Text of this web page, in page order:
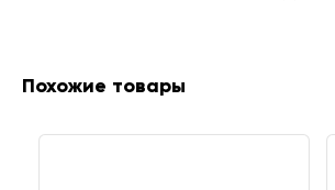
Похожие товары